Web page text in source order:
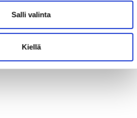
Salli valinta
Kiellä